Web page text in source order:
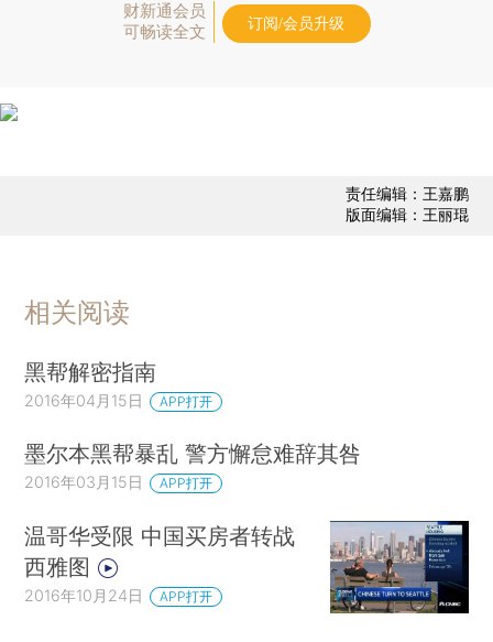
财新通会员
可畅读全文
订阅/会员升级
责任编辑：王嘉鹏
版面编辑：王丽琨
相关阅读
黑帮解密指南
2016年04月15日 APP打开
墨尔本黑帮暴乱 警方懈怠难辞其咎
2016年03月15日 APP打开
温哥华受限 中国买房者转战
西雅图
2016年10月24日 APP打开